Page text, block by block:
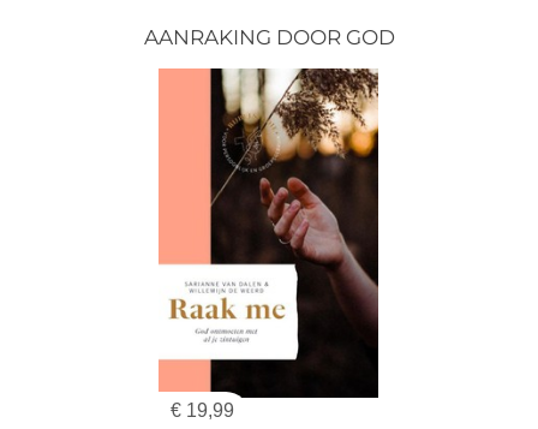
AANRAKING DOOR GOD
€ 19,99